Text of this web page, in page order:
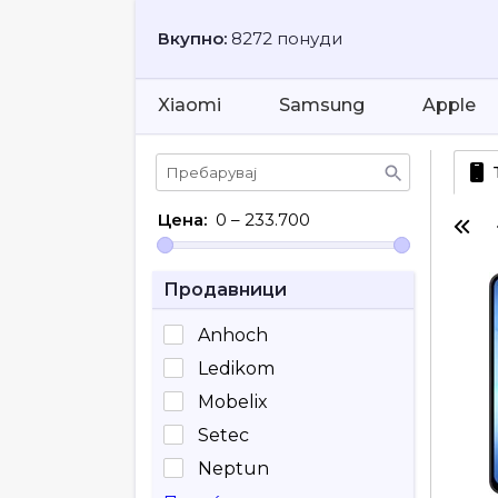
Вкупно: 8272 понуди
Xiaomi Samsung Apple
Цена: 0 – 233.700
Продавници
Anhoch
Ledikom
Mobelix
Setec
Neptun